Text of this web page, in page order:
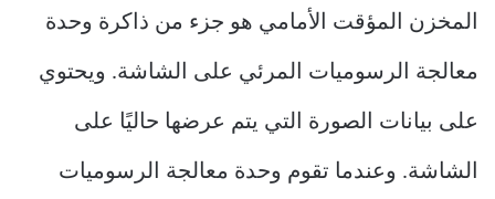
المخزن المؤقت الأمامي هو جزء من ذاكرة وحدة
معالجة الرسوميات المرئي على الشاشة. ويحتوي
على بيانات الصورة التي يتم عرضها حاليًا على
الشاشة. وعندما تقوم وحدة معالجة الرسوميات